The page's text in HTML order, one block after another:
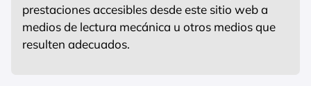
prestaciones accesibles desde este sitio web a
medios de lectura mecánica u otros medios que
resulten adecuados.